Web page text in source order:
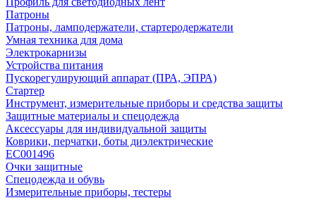
Патроны
Патроны, ламподержатели, стартеродержатели
Умная техника для дома
Электрокарнизы
Устройства питания
Пускорегулирующий аппарат (ПРА, ЭПРА)
Стартер
Инструмент, измерительные приборы и средства защиты
Защитные материалы и спецодежда
Аксессуары для индивидуальной защиты
Коврики, перчатки, боты диэлектрические
EC001496
Очки защитные
Спецодежда и обувь
Измерительные приборы, тестеры